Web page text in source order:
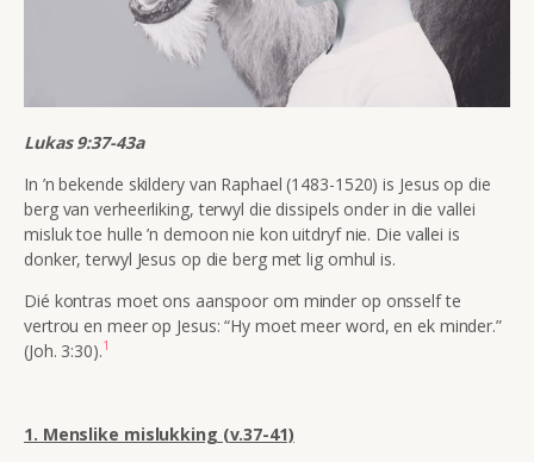
Lukas 9:37-43a
In ’n bekende skildery van Raphael (1483-1520) is Jesus op die
berg van verheerliking, terwyl die dissipels onder in die vallei
misluk toe hulle ’n demoon nie kon uitdryf nie. Die vallei is
donker, terwyl Jesus op die berg met lig omhul is.
Dié kontras moet ons aanspoor om minder op onsself te
vertrou en meer op Jesus: “Hy moet meer word, en ek minder.”
(Joh. 3:30).1
1. Menslike mislukking (v.37-41)